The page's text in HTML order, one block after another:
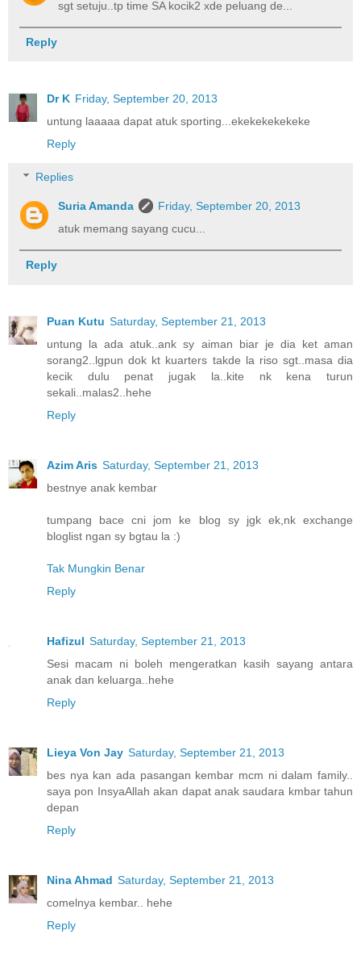
sgt setuju..tp time SA kocik2 xde peluang de...
Reply
Dr K Friday, September 20, 2013
untung laaaaa dapat atuk sporting...ekekekekekeke
Reply
Replies
Suria Amanda
Friday, September 20, 2013
atuk memang sayang cucu...
Reply
Puan Kutu Saturday, September 21, 2013
untung la ada atuk..ank sy aiman biar je dia ket aman
sorang2..lgpun dok kt kuarters takde la riso sgt..masa dia
kecik dulu penat jugak la..kite nk kena turun
sekali..malas2..hehe
Reply
Azim Aris Saturday, September 21, 2013
bestnye anak kembar
tumpang bace cni jom ke blog sy jgk ek,nk exchange
bloglist ngan sy bgtau la :)
Tak Mungkin Benar
Reply
Hafizul Saturday, September 21, 2013
Sesi macam ni boleh mengeratkan kasih sayang antara
anak dan keluarga..hehe
Reply
Lieya Von Jay Saturday, September 21, 2013
bes nya kan ada pasangan kembar mcm ni dalam family..
saya pon InsyaAllah akan dapat anak saudara kmbar tahun
depan
Reply
Nina Ahmad Saturday, September 21, 2013
comelnya kembar.. hehe
Reply